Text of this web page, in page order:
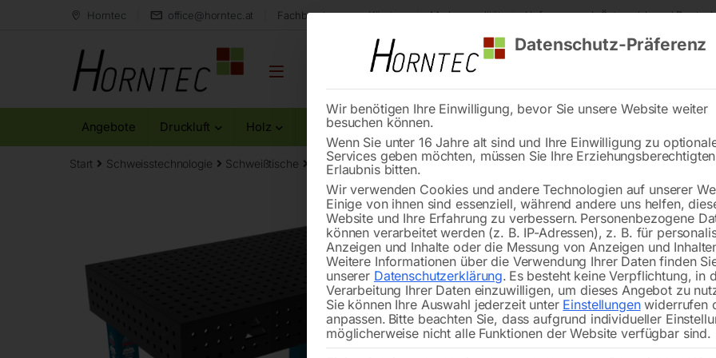
Horntec office@horntec.at Fachberatung aus Kärnten Markenqualität Lieferung nach Österreich und
Angebote Druckluft Holz Metall Reinigung
Start Schweisstechnologie Schweißtische Edelstahl Schweißtisch PRO auf Rädern 1200×800 mm 16-50×50
🔍
Edelstahl
Datenschutz-Präferenz
Wir benötigen Ihre Einwilligung, bevor Sie unsere Website weiter
besuchen können.
Wenn Sie unter 16 Jahre alt sind und Ihre Einwilligung zu
Services geben möchten, müssen Sie Ihre
Erlaubnis bitten.
Wir verwenden Cookies und andere Technologien auf unserer
Einige von ihnen sind essenziell, während andere uns helfen,
Website und Ihre Erfahrung zu verbessern. Personenbezogene
können verarbeitet werden (z. B. IP-Adressen), z. B. für
Anzeigen und Inhalte oder die Messung von Anzeigen und
Weitere Informationen über die Verwendung Ihrer Daten finden
unserer Datenschutzerklärung. Es besteht keine Verpflichtung, in
Verarbeitung Ihrer Daten einzuwilligen, um dieses Angebot zu
Sie können Ihre Auswahl jederzeit unter Einstellungenwiderrufen
anpassen. Bitte beachten Sie, dass aufgrund individueller
möglicherweise nicht alle Funktionen der Website verfügbar sind.